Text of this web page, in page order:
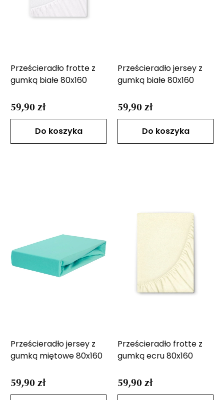
Prześcieradło frotte z
gumką białe 80x160
59,90 zł
Do koszyka
Prześcieradło jersey z
gumką białe 80x160
59,90 zł
Do koszyka
Prześcieradło jersey z
gumką miętowe 80x160
59,90 zł
Prześcieradło frotte z
gumką ecru 80x160
59,90 zł